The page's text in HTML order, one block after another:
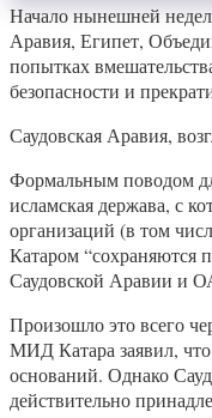
Начало нынешней
Аравия, Египет,
попытках
безопасности и
Саудовская Аравия,
Формальным поводом
исламская держава, с
организаций (в том
Катаром “сохраняются
Саудовской Аравии и
Произошло это всего
МИД Катара заявил, что
оснований. Однако
действительно